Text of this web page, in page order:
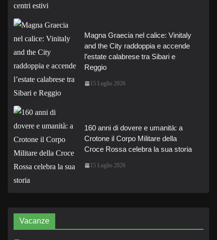
Magna Graecia nel calice: Vinitaly
and the City raddoppia e accende
l’estate calabrese tra Sibari e
Reggio
15 Luglio 2026
160 anni di dovere e umanità: a
Crotone il Corpo Militare della
Croce Rossa celebra la sua storia
15 Luglio 2026
Vacanze